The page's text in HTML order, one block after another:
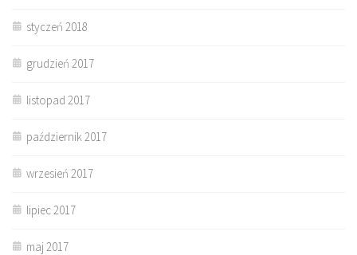
styczeń 2018
grudzień 2017
listopad 2017
październik 2017
wrzesień 2017
lipiec 2017
maj 2017